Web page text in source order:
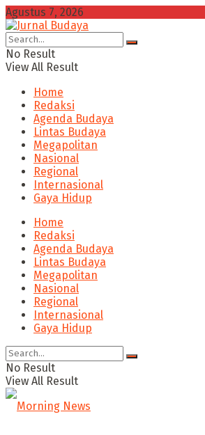
Agustus 7, 2026
No Result
View All Result
Home
Redaksi
Agenda Budaya
Lintas Budaya
Megapolitan
Nasional
Regional
Internasional
Gaya Hidup
Home
Redaksi
Agenda Budaya
Lintas Budaya
Megapolitan
Nasional
Regional
Internasional
Gaya Hidup
No Result
View All Result